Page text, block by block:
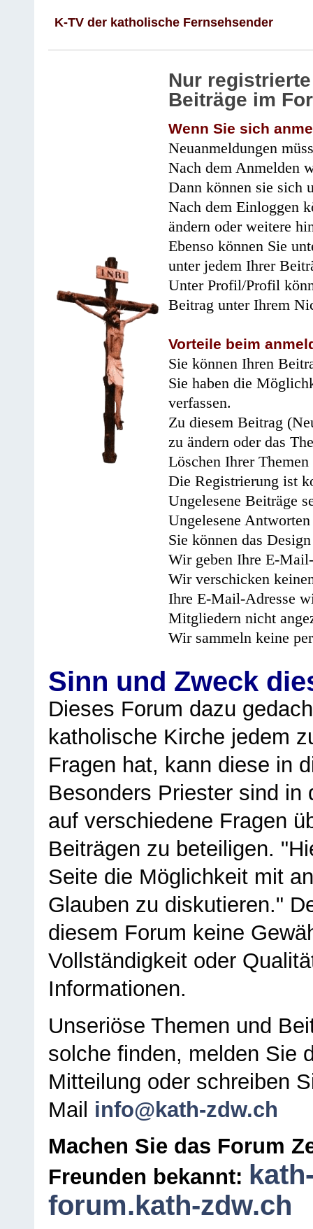
K-TV der katholische Fernsehsender
Nur
Beiträge im
Wenn Sie sich
Neuanmeldungen
Nach dem Anmelden
Dann können sie sich
Nach dem Einloggen
ändern oder weitere
Ebenso können Sie
unter jedem Ihrer
Unter Profil/Profil
Beitrag unter Ihrem
Vorteile beim
Sie können Ihren
Sie haben die
verfassen.
Zu diesem Beitrag
zu ändern oder das
Löschen Ihrer
Die Registrierung ist
Ungelesene Beiträge
Ungelesene
Sie können das
Wir geben Ihre E-
Wir verschicken
Ihre E-Mail-Adresse
Mitgliedern nicht
Wir sammeln keine
Sinn und Zweck
Dieses Forum dazu
katholische Kirche jedem
Fragen hat, kann diese in
Besonders Priester sind in
auf verschiedene Fragen
Beiträgen zu beteiligen.
Seite die Möglichkeit mit
Glauben zu diskutieren."
diesem Forum keine
Vollständigkeit oder
Informationen.
Unseriöse Themen und
solche finden, melden Sie
Mitteilung oder schreiben
Mail info@kath-zdw.ch
Machen Sie das Forum
Freunden bekannt:
forum.kath-zdw.ch